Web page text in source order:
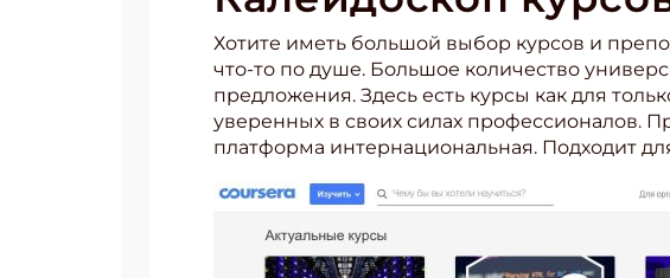
Хотите иметь большой выбор курсов и
что-то по душе. Большое количество
предложения. Здесь есть курсы как для
уверенных в своих силах профессионалов.
платформа интернациональная. Подходит